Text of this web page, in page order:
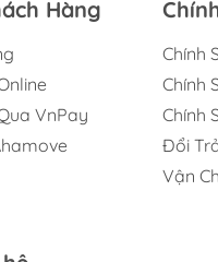
khui hàng khi nhận sản
từ ngày khách hàng
đổi trả với sản phẩm đã
đổi trả Online với
mang đến cho bạn trải
Hàng
VnPay
Chính
Chính
Chính
Đổi
Vận